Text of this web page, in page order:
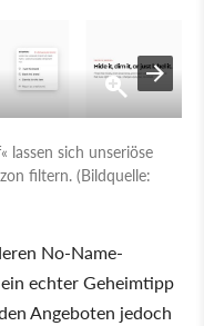
lassen sich unseriöse
filtern. (Bildquelle:
No-Name-
echter Geheimtipp
Angeboten jedoch